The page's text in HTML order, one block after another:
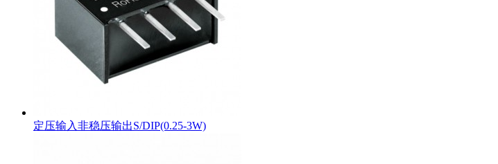
定压输入非稳压输出S/DIP(0.25-3W)